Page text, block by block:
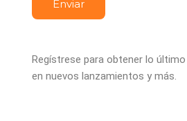
Regístrese para obtener lo último
en nuevos lanzamientos y más.